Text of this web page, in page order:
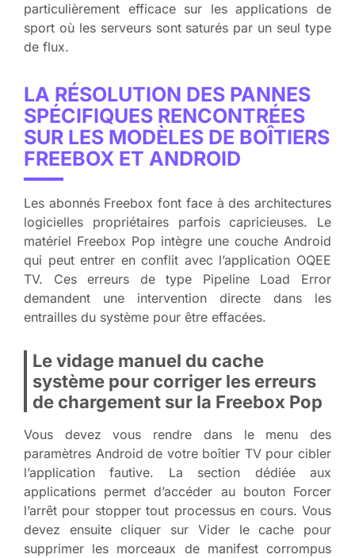
particulièrement efficace sur les applications de
sport où les serveurs sont saturés par un seul type
de flux.
LA RÉSOLUTION DES PANNES
SPÉCIFIQUES RENCONTRÉES
SUR LES MODÈLES DE BOÎTIERS
FREEBOX ET ANDROID
Les abonnés Freebox font face à des architectures
logicielles propriétaires parfois capricieuses. Le
matériel Freebox Pop intègre une couche Android
qui peut entrer en conflit avec l’application OQEE
TV. Ces erreurs de type Pipeline Load Error
demandent une intervention directe dans les
entrailles du système pour être effacées.
Le vidage manuel du cache
système pour corriger les erreurs
de chargement sur la Freebox Pop
Vous devez vous rendre dans le menu des
paramètres Android de votre boîtier TV pour cibler
l’application fautive. La section dédiée aux
applications permet d’accéder au bouton Forcer
l’arrêt pour stopper tout processus en cours. Vous
devez ensuite cliquer sur Vider le cache pour
supprimer les morceaux de manifest corrompus